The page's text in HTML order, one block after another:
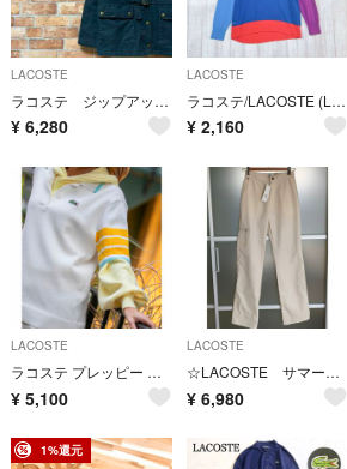
LACOSTE
ラコステ ジップアップジャケット 中綿 キルティング 黒 腰紐 古着女子 42
¥ 6,280
LACOSTE
ラコステ/LACOSTE (L) Vネック 長袖ニット セーター レーヨン
¥ 2,160
LACOSTE
ラコステ プレッピー 半袖 セーター ポロシャツ ボックスシルエット レーヨン混
¥ 5,100
LACOSTE
☆LACOSTE サマーパンツ ラコステ
¥ 6,980
1%還元